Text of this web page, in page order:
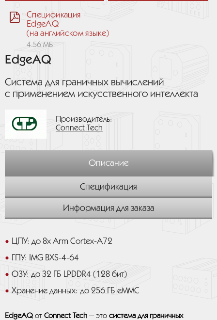
Спецификация
EdgeAQ
(на английском языке)
4.56 МБ
EdgeAQ
Система для граничных вычислений
с применением искусственного интеллекта
Производитель:
Connect Tech
Описание
Спецификация
Информация для заказа
ЦПУ: до 8x Arm Cortex-A72
ГПУ: IMG BXS-4-64
ОЗУ: до 32 ГБ LPDDR4 (128 бит)
Хранение данных: до 256 ГБ eMMC
EdgeAQот Connect Tech — это система для граничных